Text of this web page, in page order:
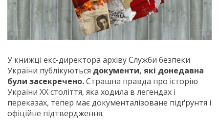
У книжці екс-директора архіву Служби безпеки
України публікуються документи, які донедавна
були засекречено.Страшна правда про історію
України ХХ століття, яка ходила в легендах і
переказах, тепер має документалізоване підґрунтя і
офіційне підтвердження.